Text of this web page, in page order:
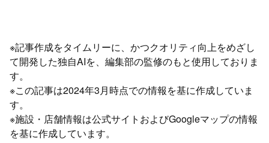
※記事作成をタイムリーに、かつクオリティ向上をめざし
て開発した独自AIを、編集部の監修のもと使用しておりま
す。
※この記事は2024年3月時点での情報を基に作成していま
す。
※施設・店舗情報は公式サイトおよびGoogleマップの情報
を基に作成しています。